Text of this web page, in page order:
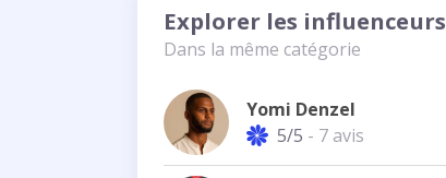
Explorer les influenceurs
Dans la même catégorie
Yomi Denzel
5/5 - 7 avis